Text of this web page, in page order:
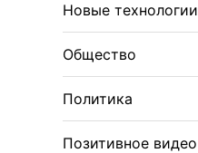
Новые технологии
Общество
Политика
Позитивное видео